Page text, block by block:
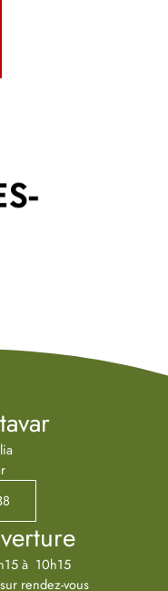
à 10h15
rendez-vous